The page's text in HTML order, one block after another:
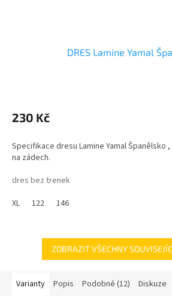
DRES Lamine Yamal
produktu
je
z
5
230 Kč
Specifikace dresu Lamine Yamal Španělsko
na zádech.
dres bez trenek
Materiál:
XL 122 146
ZOBRAZIT VŠECHNY
Varianty Popis Podobné (12) Diskuze